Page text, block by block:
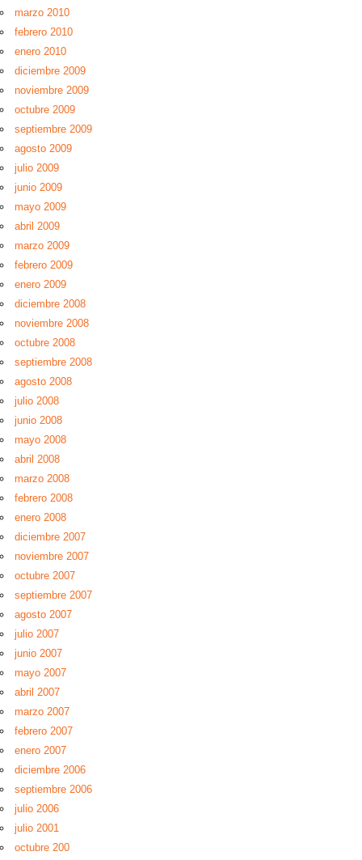
marzo 2010
febrero 2010
enero 2010
diciembre 2009
noviembre 2009
octubre 2009
septiembre 2009
agosto 2009
julio 2009
junio 2009
mayo 2009
abril 2009
marzo 2009
febrero 2009
enero 2009
diciembre 2008
noviembre 2008
octubre 2008
septiembre 2008
agosto 2008
julio 2008
junio 2008
mayo 2008
abril 2008
marzo 2008
febrero 2008
enero 2008
diciembre 2007
noviembre 2007
octubre 2007
septiembre 2007
agosto 2007
julio 2007
junio 2007
mayo 2007
abril 2007
marzo 2007
febrero 2007
enero 2007
diciembre 2006
septiembre 2006
julio 2006
julio 2001
octubre 200